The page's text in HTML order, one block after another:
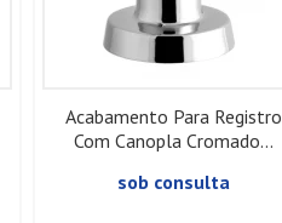
Acabamento Para Registro
Com Canopla Cromado...
sob consulta